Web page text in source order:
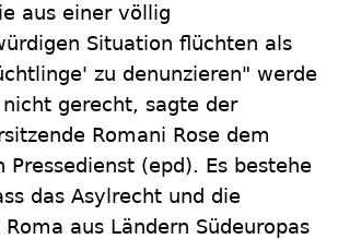
aus einer völlig
Situation flüchten als
zu denunzieren" werde
gerecht, sagte der
Romani Rose dem
Pressedienst (epd). Es bestehe
das Asylrecht und die
aus Ländern Südeuropas